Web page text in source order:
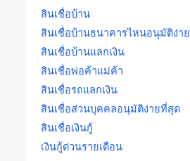
สินเชื่อบ้าน
สินเชื่อบ้านธนาคารไหนอนุมัติง่าย
สินเชื่อบ้านแลกเงิน
สินเชื่อพ่อค้าแม่ค้า
สินเชื่อรถแลกเงิน
สินเชื่อส่วนบุคคลอนุมัติง่ายที่สุด
สินเชื่อเงินกู้
เงินกู้ด่วนรายเดือน